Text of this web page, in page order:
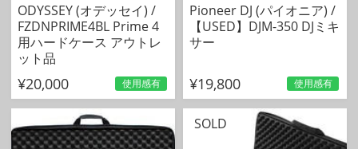
ODYSSEY (オデッセイ) /
FZDNPRIME4BL Prime 4
用ハードケース アウトレ
ット品
¥20,000 使用感有
Pioneer DJ (パイオニア) /
【USED】DJM-350 DJミキ
サー
¥19,800 使用感有
SOLD